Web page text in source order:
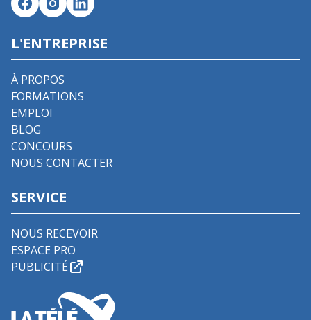
L'ENTREPRISE
À PROPOS
FORMATIONS
EMPLOI
BLOG
CONCOURS
NOUS CONTACTER
SERVICE
NOUS RECEVOIR
ESPACE PRO
PUBLICITÉ